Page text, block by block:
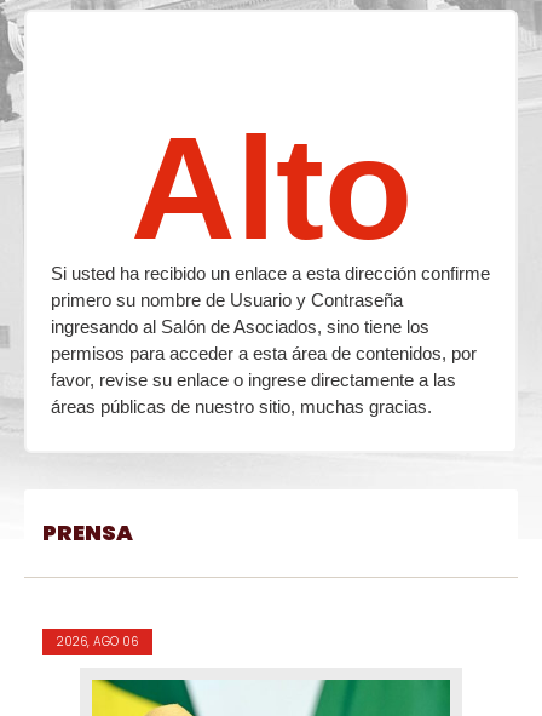
Alto
Si usted ha recibido un enlace a esta dirección confirme
primero su nombre de Usuario y Contraseña
ingresando al Salón de Asociados, sino tiene los
permisos para acceder a esta área de contenidos, por
favor, revise su enlace o ingrese directamente a las
áreas públicas de nuestro sitio, muchas gracias.
PRENSA
2026, AGO 06